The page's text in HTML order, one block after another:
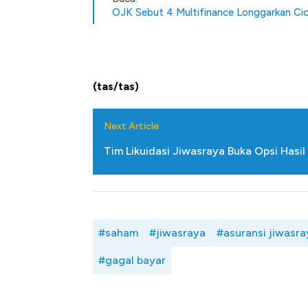
OJK Sebut 4 Multifinance Longgarkan
(tas/tas)
Next Article
Tim Likuidasi Jiwasraya Buka Opsi
#saham #jiwasraya #asuransi
#gagal bayar